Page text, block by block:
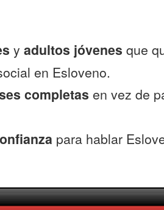
y adultos jóvenes que
en Esloveno.
completas en vez de
para hablar